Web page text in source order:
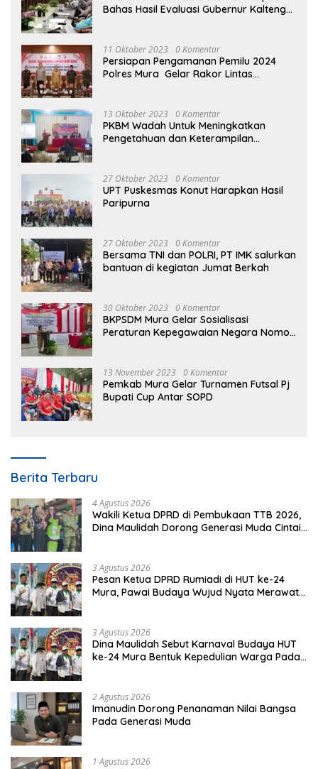
Bahas Hasil Evaluasi Gubernur Kalteng
11 Oktober 2023 0 Komentar
Persiapan Pengamanan Pemilu 2024
Polres Mura Gelar Rakor Lintas
13 Oktober 2023 0 Komentar
PKBM Wadah Untuk Meningkatkan
Pengetahuan dan Keterampilan
27 Oktober 2023 0 Komentar
UPT Puskesmas Konut Harapkan Hasil
Paripurna
27 Oktober 2023 0 Komentar
Bersama TNI dan POLRI, PT IMK salurkan
bantuan di kegiatan Jumat Berkah
30 Oktober 2023 0 Komentar
BKPSDM Mura Gelar Sosialisasi
Peraturan Kepegawaian Negara Nomor
13 November 2023 0 Komentar
Pemkab Mura Gelar Turnamen Futsal Pj
Bupati Cup Antar SOPD
Berita Terbaru
4 Agustus 2026
Wakili Ketua DPRD di Pembukaan TTB 2026,
Dina Maulidah Dorong Generasi Muda Cintai
3 Agustus 2026
Pesan Ketua DPRD Rumiadi di HUT ke-24
Mura, Pawai Budaya Wujud Nyata Merawat
3 Agustus 2026
Dina Maulidah Sebut Karnaval Budaya HUT
ke-24 Mura Bentuk Kepedulian Warga Pada
2 Agustus 2026
Imanudin Dorong Penanaman Nilai Bangsa
Pada Generasi Muda
1 Agustus 2026